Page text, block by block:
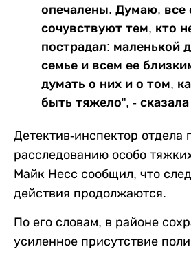
опечалены. Думаю, все
сочувствуют тем, кто
пострадал: маленькой
семье и всем ее
думать о них и о том,
быть тяжело", - сказала
Детектив-инспектор отдела
расследованию особо
Майк Несс сообщил, что
действия продолжаются.
По его словам, в районе
усиленное присутствие